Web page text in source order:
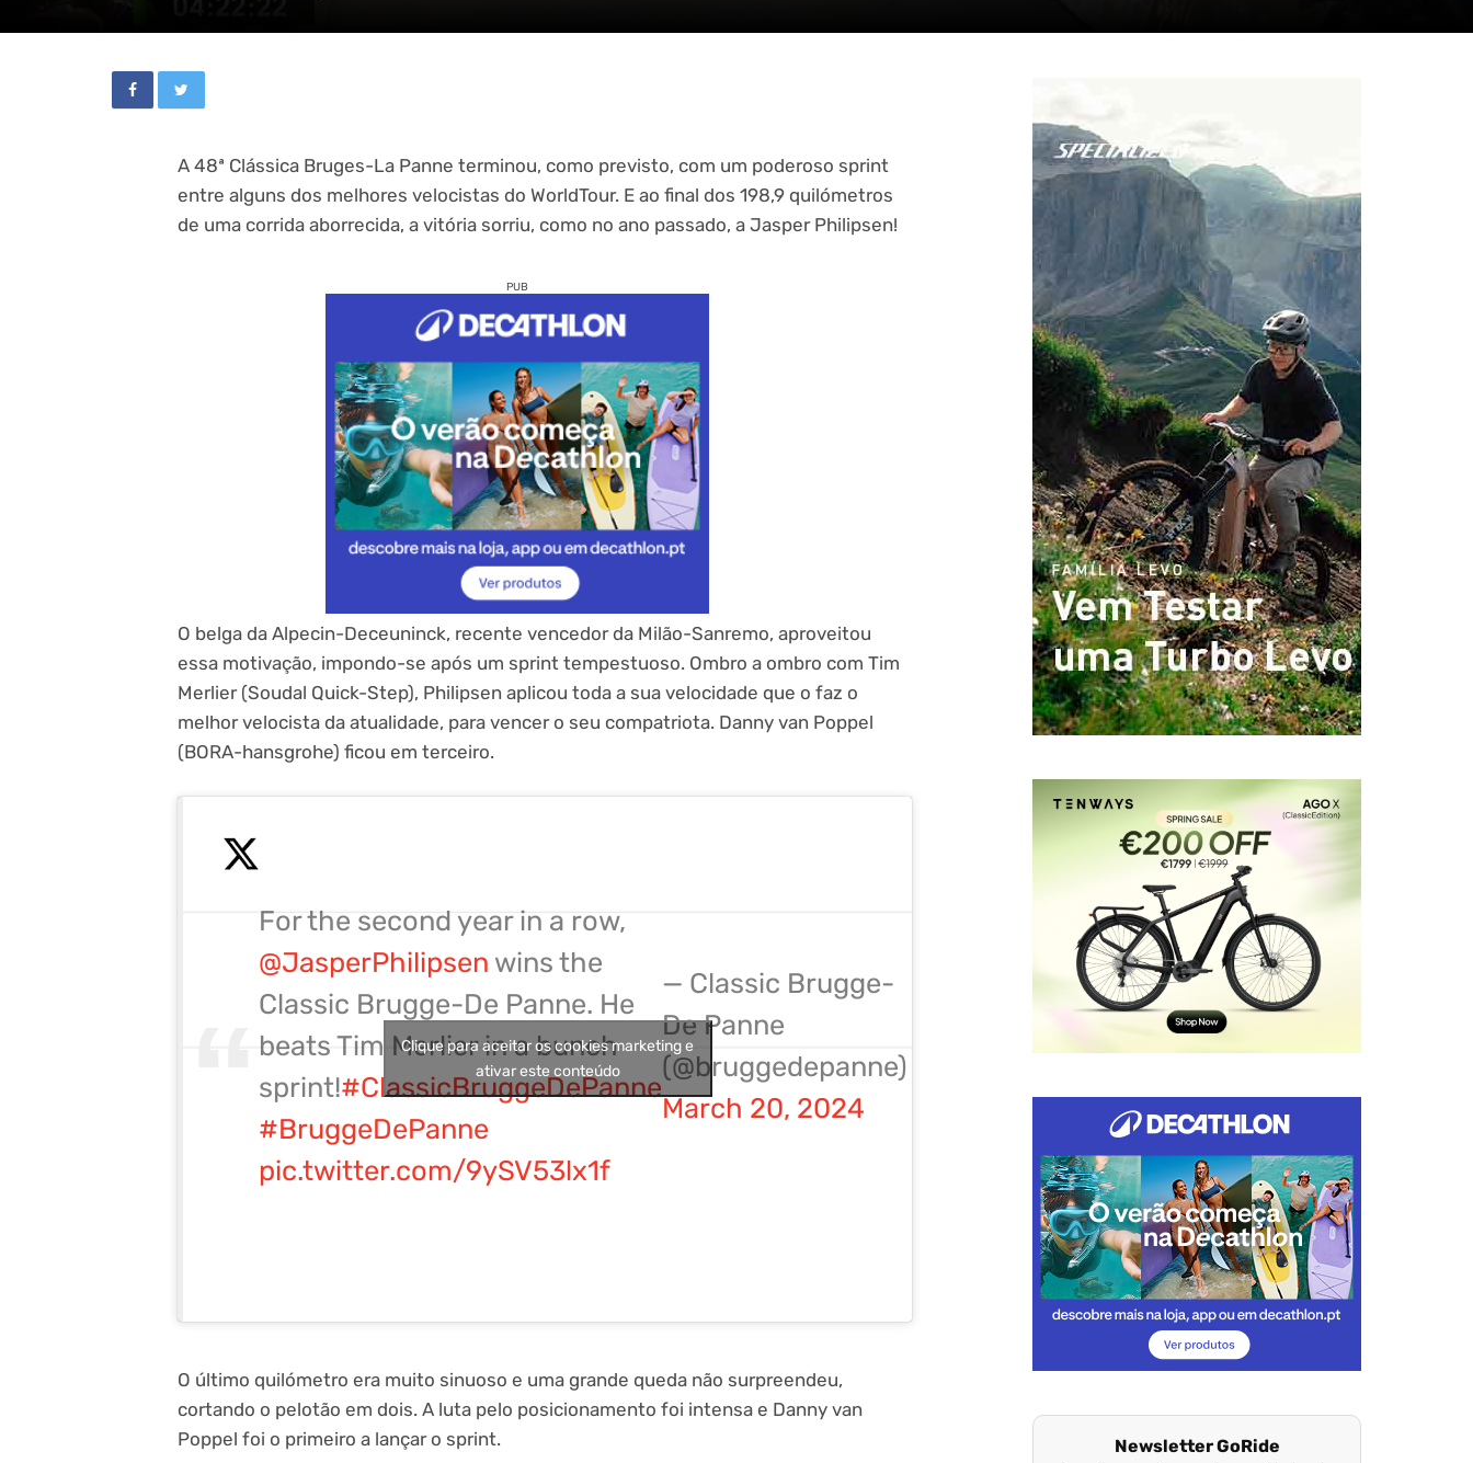
A 48ª Clássica Bruges-La Panne terminou, como previsto, com um poderoso sprint
entre alguns dos melhores velocistas do WorldTour. E ao final dos 198,9 quilómetros
de uma corrida aborrecida, a vitória sorriu, como no ano passado, a Jasper Philipsen!
PUB
O belga da Alpecin-Deceuninck, recente vencedor da Milão-Sanremo, aproveitou
essa motivação, impondo-se após um sprint tempestuoso. Ombro a ombro com Tim
Merlier (Soudal Quick-Step), Philipsen aplicou toda a sua velocidade que o faz o
melhor velocista da atualidade, para vencer o seu compatriota. Danny van Poppel
(BORA-hansgrohe) ficou em terceiro.
For the second year in a row,
@JasperPhilipsen wins the
Classic Brugge-De Panne. He
beats Tim Merlier in a bunch
sprint!#ClassicBruggeDePanne
#BruggeDePanne
pic.twitter.com/9ySV53lx1f
— Classic Brugge-
De Panne
(@bruggedepanne)
March 20, 2024
Clique para aceitar os cookies marketing e
ativar este conteúdo
O último quilómetro era muito sinuoso e uma grande queda não surpreendeu,
cortando o pelotão em dois. A luta pelo posicionamento foi intensa e Danny van
Poppel foi o primeiro a lançar o sprint.
Newsletter GoRide